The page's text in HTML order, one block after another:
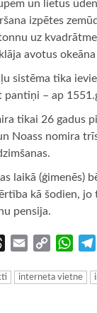
un lietus
izpētes
uz
avotus
sistēma tika
pantiņi – ap
tikai 26 gadus
Noass nomira
laikā (ģimenēs)
kā šodien,
pensija.
Threads
Email
Copy
interneta vietne